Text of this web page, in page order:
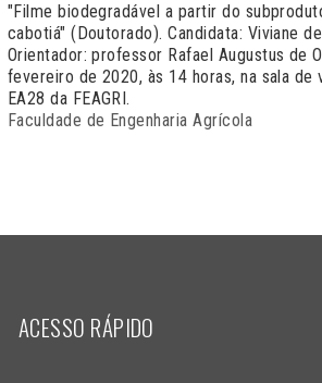
"Filme biodegradável a partir do
cabotiá" (Doutorado). Candidata: Viviane
Orientador: professor Rafael Augustus de
fevereiro de 2020, às 14 horas, na sala de
EA28 da FEAGRI.
Faculdade de Engenharia Agrícola
ACESSO RÁPIDO